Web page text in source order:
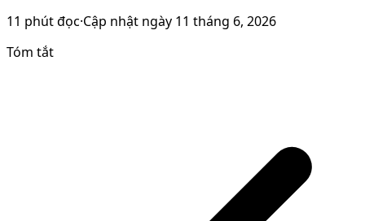
11 phút đọc·Cập nhật ngày 11 tháng 6, 2026
Tóm tắt